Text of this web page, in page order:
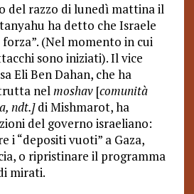
del razzo di lunedì mattina il
ha detto che Israele
(Nel momento in cui
sono iniziati). Il vice
Eli Ben Dahan, che ha
nelmoshav[comunità
ndt.]di Mishmarot, ha
del governo israeliano:
i “depositi vuoti” a Gaza,
o ripristinare il programma
mirati.